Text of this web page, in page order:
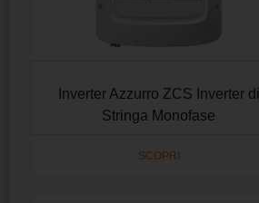
Inverter Azzurro ZCS Inverter di
Stringa Monofase
SCOPRI